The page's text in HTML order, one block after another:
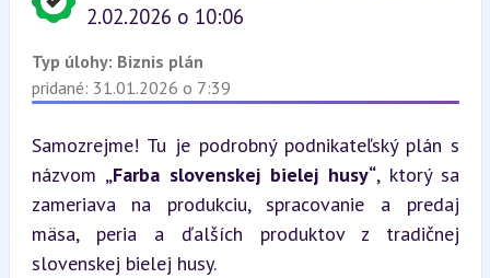
2.02.2026 o 10:06
Typ úlohy: Biznis plán
pridané: 31.01.2026 o 7:39
Samozrejme! Tu je podrobný podnikateľský plán s
názvom „Farba slovenskej bielej husy“, ktorý sa
zameriava na produkciu, spracovanie a predaj
mäsa, peria a ďalších produktov z tradičnej
slovenskej bielej husy.